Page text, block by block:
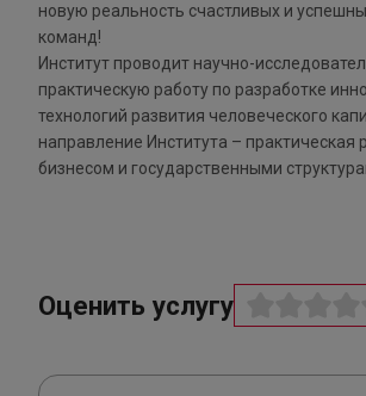
новую реальность счастливых и
команд!
Институт проводит научно-
практическую работу по разработке
технологий развития человеческого
направление Института – практическая
бизнесом и государственными
Оценить услугу